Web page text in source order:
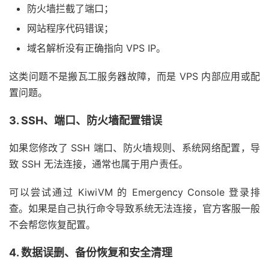
防火墙拦截了端口；
网站程序代码错误；
域名解析没有正确指向 VPS IP。
这类问题不是搬瓦工服务器故障，而是 VPS 内部应用或配
置问题。
3. SSH、端口、防火墙配置错误
如果您修改了 SSH 端口、防火墙规则、系统网络配置，导
致 SSH 无法连接，通常也属于用户责任。
可以尝试通过 KiwiVM 的 Emergency Console 登录排
查。如果是自己执行命令导致系统无法连接，官方客服一般
不会帮您恢复配置。
4. 数据误删、备份恢复和安全清理